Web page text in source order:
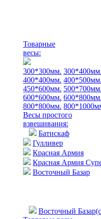
Товарные
весы:
300*300мм. 300*400мм.
400*400мм. 400*500мм.
450*600мм. 500*700мм.
600*600мм. 600*800мм.
800*800мм.
Весы простого
взвешивания:
Батискаф
Гулливер
Красная Армия
Красная Армия
Восточный Базар
Восточный